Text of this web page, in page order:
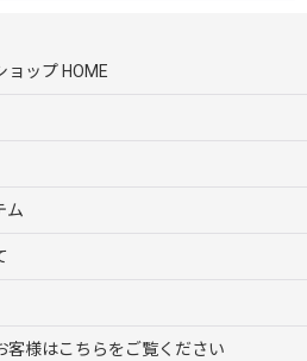
ップ HOME
ム
客様はこちらをご覧ください